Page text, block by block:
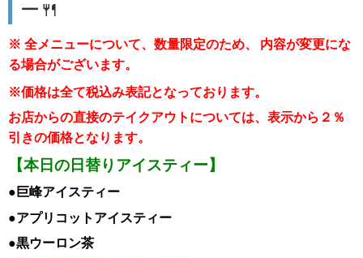
ー🍴
※ 全メニューについて、数量限定のため、
内容が変更にな
る場合がございます。
※価格は全て税込み表記となっております。
お店からの直接のテイクアウトについては、表示から２％
引きの価格となります。
【本日の日替りアイスティー】
●巨峰アイスティー
●アプリコット アイスティー
●黒ウーロン茶